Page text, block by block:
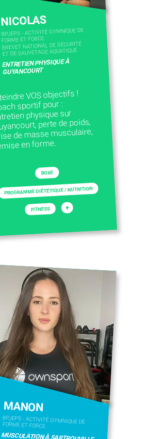
NICOLAS
BPJEPS - ACTIVITÉ GYMNIQUE DE
FORME ET FORCE
BREVET NATIONAL DE SÉCURITÉ
ET DE SAUVETAGE AQUATIQUE
ENTRETIEN PHYSIQUE À
GUYANCOURT
VOS objectifs !
sportif pour :
physique sur
perte de poids,
de masse musculaire,
en forme.
BOXE
PROGRAMME DIÉTÉTIQUE / NUTRITION
FITNESS +
MANON
BPJEPS - ACTIVITÉ GYMNIQUE DE
FORME ET FORCE